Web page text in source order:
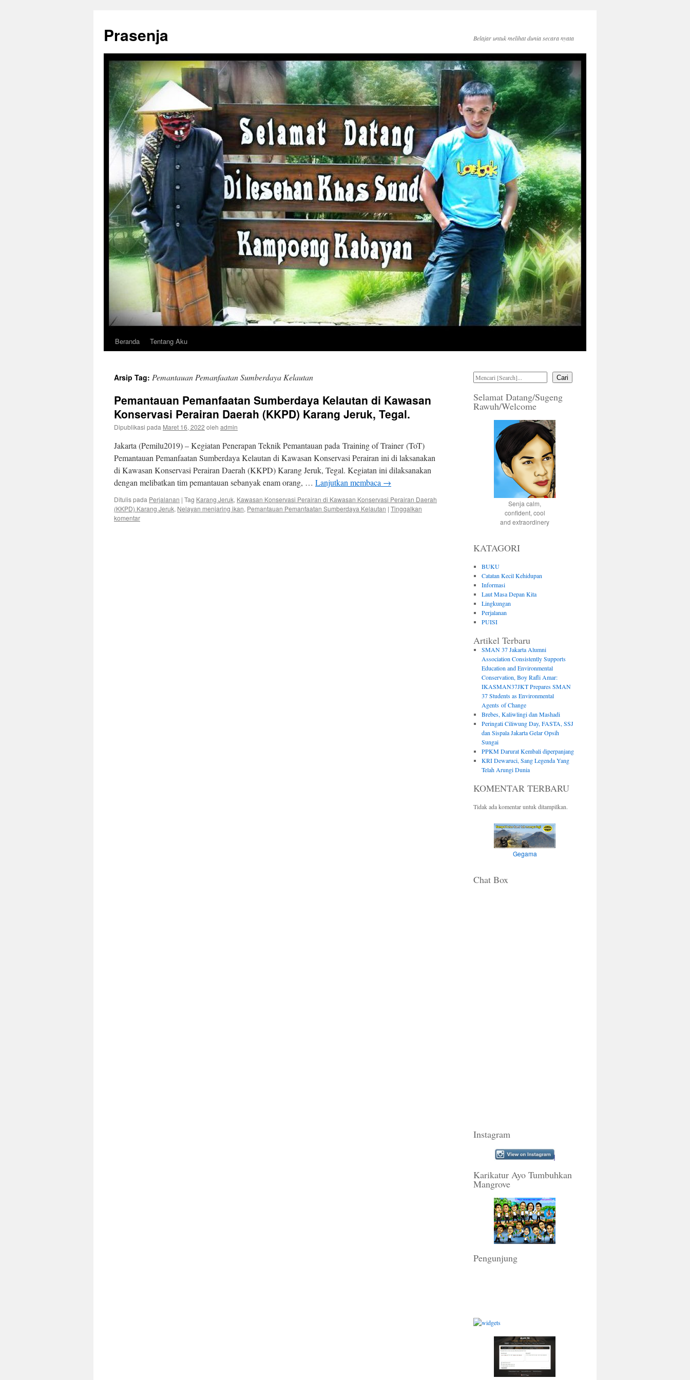
Prasenja Belajar untuk melihat dunia secara nyata
Langsung
Beranda Tentang Aku
Arsip Tag: Pemantauan Pemanfaatan Sumberdaya Kelautan
Pemantauan Pemanfaatan Sumberdaya Kelautan di Kawasan
Konservasi Perairan Daerah (KKPD) Karang Jeruk, Tegal.
Dipublikasi pada Maret 16, 2022 oleh admin
Jakarta (Pemilu2019) – Kegiatan Penerapan Teknik Pemantauan pada Training of Trainer (ToT)
Pemantauan Pemanfaatan Sumberdaya Kelautan di Kawasan Konservasi Perairan ini di laksanakan
di Kawasan Konservasi Perairan Daerah (KKPD) Karang Jeruk, Tegal. Kegiatan ini dilaksanakan
dengan melibatkan tim pemantauan sebanyak enam orang, … Lanjutkan membaca →
Ditulis pada Perjalanan | Tag Karang Jeruk, Kawasan Konservasi Perairan di Kawasan Konservasi Perairan Daerah
(KKPD) Karang Jeruk, Nelayan menjaring ikan, Pemantauan Pemanfaatan Sumberdaya Kelautan | Tinggalkan
komentar
Cari
Selamat Datang/Sugeng
Rawuh/Welcome
Senja calm,
confident, cool
and extraordinery
KATAGORI
BUKU
Catatan Kecil Kehidupan
Informasi
Laut Masa Depan Kita
Lingkungan
Perjalanan
PUISI
Artikel Terbaru
SMAN 37 Jakarta Alumni
Association Consistently Supports
Education and Environmental
Conservation, Boy Rafli Amar:
IKASMAN37JKT Prepares SMAN
37 Students as Environmental
Agents of Change
Brebes, Kaliwlingi dan Mashadi
Peringati Ciliwung Day, FASTA, SSJ
dan Sispala Jakarta Gelar Opsih
Sungai
PPKM Darurat Kembali diperpanjang
KRI Dewaruci, Sang Legenda Yang
Telah Arungi Dunia
KOMENTAR TERBARU
Tidak ada komentar untuk ditampilkan.
Gegama
Chat Box
Instagram
Karikatur Ayo Tumbuhkan
Mangrove
Pengunjung